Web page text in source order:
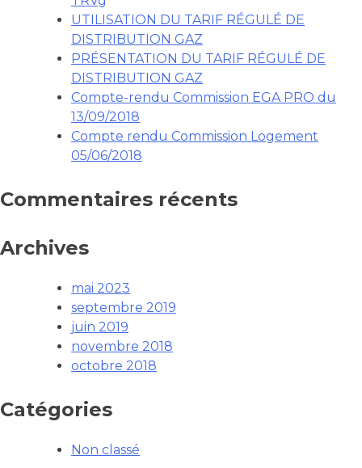
UTILISATION DU TARIF RÉGULÉ DE
DISTRIBUTION GAZ
PRÉSENTATION DU TARIF RÉGULÉ DE
DISTRIBUTION GAZ
Compte-rendu Commission EGA PRO du
13/09/2018
Compte rendu Commission Logement
05/06/2018
Commentaires récents
Archives
mai 2023
septembre 2019
juin 2019
novembre 2018
octobre 2018
Catégories
Non classé